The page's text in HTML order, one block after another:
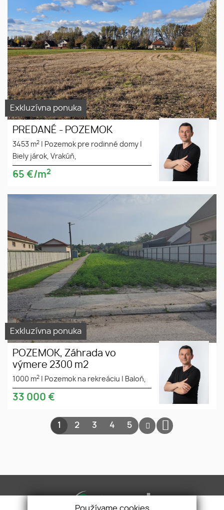
Exkluzívna ponuka
PREDANÉ - POZEMOK
3453 m2 Pozemok pre rodinné domy
Biely járok, Vrakúň,
65 €/m2
Exkluzívna ponuka
POZEMOK, Záhrada vo
výmere 2300 m2
1000 m2 Pozemok na rekreáciu Baloň,
33 000 €
1 2 3 4 5